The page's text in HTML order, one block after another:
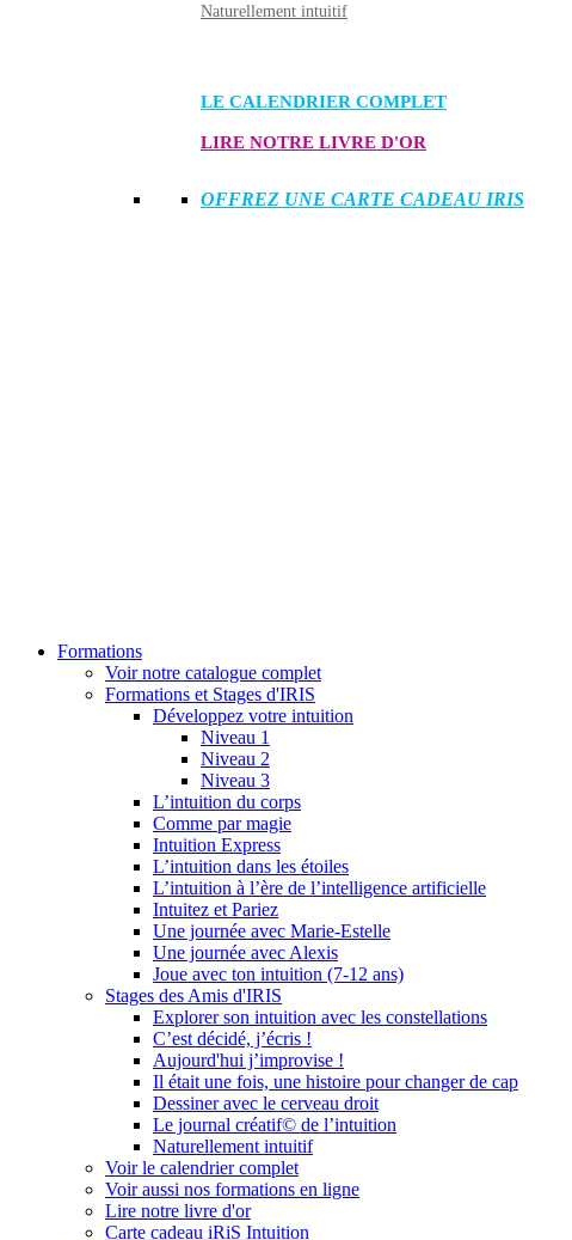
Naturellement intuitif
LE CALENDRIER COMPLET
LIRE NOTRE LIVRE D'OR
OFFREZ UNE CARTE CADEAU IRIS
Formations
Voir notre catalogue complet
Formations et Stages d'IRIS
Développez votre intuition
Niveau 1
Niveau 2
Niveau 3
L’intuition du corps
Comme par magie
Intuition Express
L’intuition dans les étoiles
L’intuition à l’ère de l’intelligence artificielle
Intuitez et Pariez
Une journée avec Marie-Estelle
Une journée avec Alexis
Joue avec ton intuition (7-12 ans)
Stages des Amis d'IRIS
Explorer son intuition avec les constellations
C’est décidé, j’écris !
Aujourd'hui j’improvise !
Il était une fois, une histoire pour changer de cap
Dessiner avec le cerveau droit
Le journal créatif© de l’intuition
Naturellement intuitif
Voir le calendrier complet
Voir aussi nos formations en ligne
Lire notre livre d'or
Carte cadeau iRiS Intuition